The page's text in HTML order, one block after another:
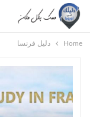
Home دليل فرنسا